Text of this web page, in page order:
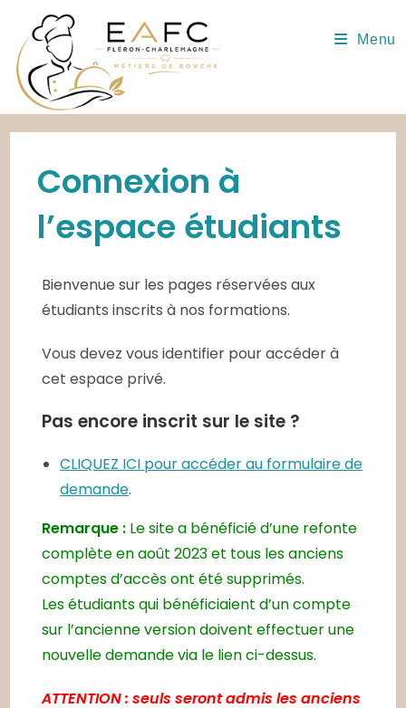
content
Menu
Connexion à
l’espace étudiants
Bienvenue sur les pages réservées aux
étudiants inscrits à nos formations.
Vous devez vous identifier pour accéder à
cet espace privé.
Pas encore inscrit sur le site ?
CLIQUEZ ICI pour accéder au formulaire de
demande.
Remarque : Le site a bénéficié d’une refonte
complète en août 2023 et tous les anciens
comptes d’accès ont été supprimés.
Les étudiants qui bénéficiaient d’un compte
sur l’ancienne version doivent effectuer une
nouvelle demande via le lien ci-dessus.
ATTENTION : seuls seront admis les anciens